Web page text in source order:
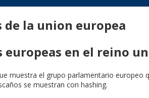
de la union europea
europeas en el reino
muestra el grupo parlamentario europeo
se muestran con hashing.